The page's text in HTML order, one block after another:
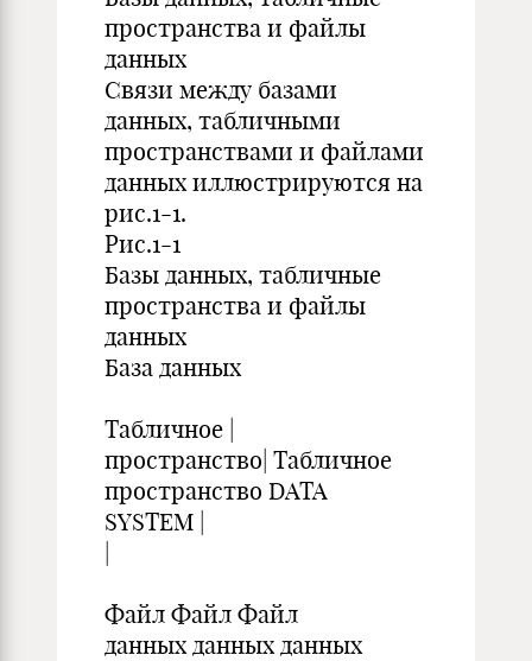
пространства и файлы
данных
Связи между базами
данных, табличными
пространствами и файлами
данных иллюстрируются на
рис.1-1.
Рис.1-1
Базы данных, табличные
пространства и файлы
данных
База данных
Табличное |
пространство| Табличное
пространство DATA
SYSTEM |
Файл Файл Файл
данных данных данных